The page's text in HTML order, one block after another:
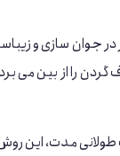
در جوان ‌سازی و
گردن را از بین
طولانی ‌مدت، این